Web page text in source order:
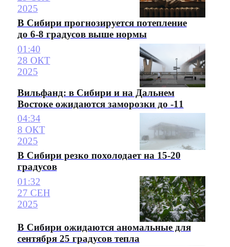
2025
В Сибири прогнозируется потепление
до 6-8 градусов выше нормы
01:40
28 ОКТ
2025
Вильфанд: в Сибири и на Дальнем
Востоке ожидаются заморозки до -11
04:34
8 ОКТ
2025
В Сибири резко похолодает на 15-20
градусов
01:32
27 СЕН
2025
В Сибири ожидаются аномальные для
сентября 25 градусов тепла